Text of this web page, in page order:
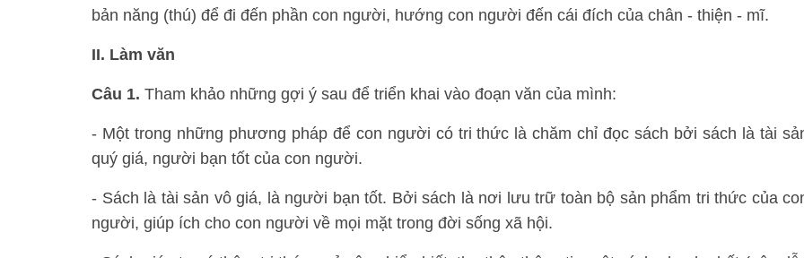
bản năng (thú) để đi đến phần con người, hướng con người đến cái đích của chân - thiện - mĩ.
II. Làm văn
Câu 1. Tham khảo những gợi ý sau để triển khai vào đoạn văn của mình:
- Một trong những phương pháp để con người có tri thức là chăm chỉ đọc sách bởi sách là tài
quý giá, người bạn tốt của con người.
- Sách là tài sản vô giá, là người bạn tốt. Bởi sách là nơi lưu trữ toàn bộ sản phẩm tri thức của
người, giúp ích cho con người về mọi mặt trong đời sống xã hội.